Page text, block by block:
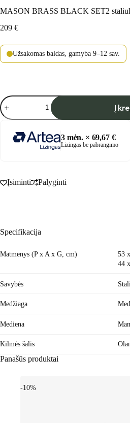
MASON BRASS BLACK SET2
209 €
Užsakomas baldas, gamyba 9–12 sav.
produkto
kiekis:
MASON
BLACK
SET2
Į
3mėn. × 69,67 €
Lizingas be pabrangimo
Įsiminti Palyginti
Specifikacija
Matmenys (P x A x G, cm)
53
44
Savybės
Medžiaga
Mediena
Kilmės šalis
Panašūs produktai
-10%